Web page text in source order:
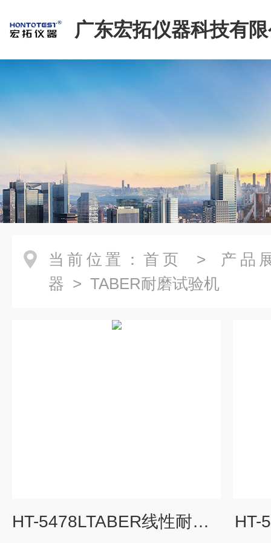
广东宏拓仪器科技有
当前位置： 首页 > 产品
器 > TABER耐磨试验机
HT-5478LTABER线性耐磨试验机 HT-